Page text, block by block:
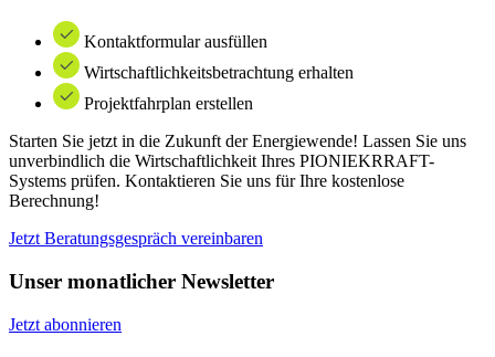
Kontaktformular ausfüllen
Wirtschaftlichkeitsbetrachtung erhalten
Projektfahrplan erstellen
Starten Sie jetzt in die Zukunft der Energiewende! Lassen Sie uns
unverbindlich die Wirtschaftlichkeit Ihres PIONIEKRRAFT-
Systems prüfen. Kontaktieren Sie uns für Ihre kostenlose
Berechnung!
Jetzt Beratungsgespräch vereinbaren
Unser monatlicher Newsletter
Jetzt abonnieren